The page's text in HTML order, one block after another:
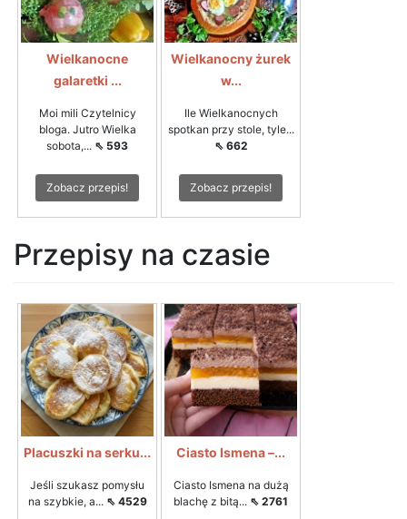
Wielkanocne
galaretki ...
Moi mili Czytelnicy
bloga. Jutro Wielka
sobota,... ⇖ 593
Zobacz przepis!
Wielkanocny żurek
w...
Ile Wielkanocnych
spotkan przy stole, tyle...
⇖ 662
Zobacz przepis!
Przepisy na czasie
Placuszki na serku...
Jeśli szukasz pomysłu
na szybkie, a... ⇖ 4529
Ciasto Ismena –...
Ciasto Ismena na dużą
blachę z bitą... ⇖ 2761